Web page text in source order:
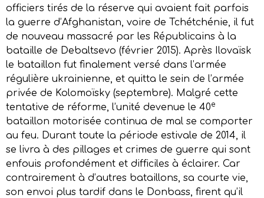
officiers tirés de la réserve qui avaient fait parfois
la guerre d’Afghanistan, voire de Tchétchénie, il fut
de nouveau massacré par les Républicains à la
bataille de Debaltsevo (février 2015). Après Ilovaïsk
le bataillon fut finalement versé dans l’armée
régulière ukrainienne, et quitta le sein de l’armée
privée de Kolomoïsky (septembre). Malgré cette
tentative de réforme, l’unité devenue le 40e
bataillon motorisée continua de mal se comporter
au feu. Durant toute la période estivale de 2014, il
se livra à des pillages et crimes de guerre qui sont
enfouis profondément et difficiles à éclairer. Car
contrairement à d’autres bataillons, sa courte vie,
son envoi plus tardif dans le Donbass, firent qu’il